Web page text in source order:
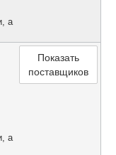
а
а
Показать
поставщиков